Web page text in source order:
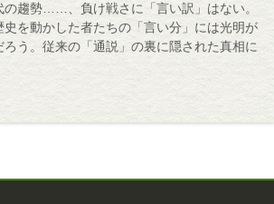
趨勢……、負け戦さに「言い訳」はない。
を動かした者たちの「言い分」には光明が
う。従来の「通説」の裏に隠された真相に